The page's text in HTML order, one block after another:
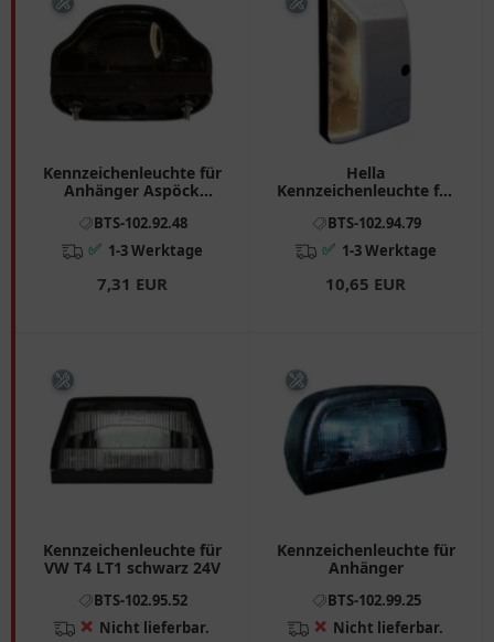
Kennzeichenleuchte für
Anhänger Aspöck
BTS-102.92.48
✅ 1-3 Werktage
7,31 EUR
Hella
Kennzeichenleuchte für
BTS-102.94.79
✅ 1-3 Werktage
10,65 EUR
Kennzeichenleuchte für
VW T4 LT1 schwarz 24V
BTS-102.95.52
❌ Nicht lieferbar.
Kennzeichenleuchte für
Anhänger
BTS-102.99.25
❌ Nicht lieferbar.